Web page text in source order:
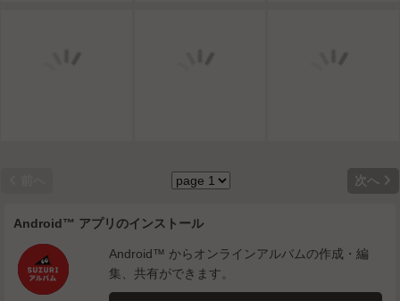
次へ 
Android™ アプリのインストール
Android™ からオンラインアルバムの作成・編
集、共有ができます。